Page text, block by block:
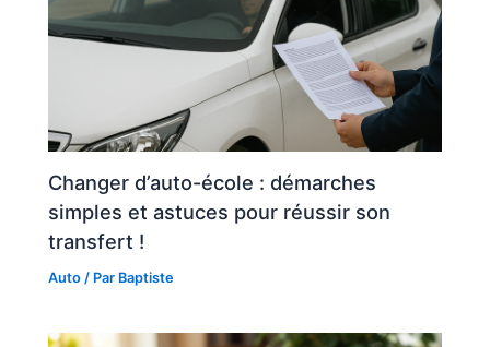
Changer d’auto-école : démarches
simples et astuces pour réussir son
transfert !
Auto / Par Baptiste